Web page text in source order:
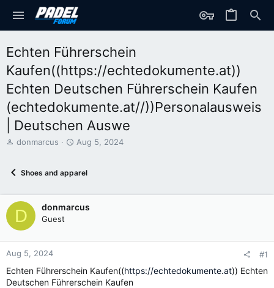
Echten Führerschein
Kaufen((https://echtedokumente.at))
Echten Deutschen Führerschein Kaufen
(echtedokumente.at//))Personalausweis
| Deutschen Auswe
T
d
a
r
t
r
donmarcus
S
r
d
a
Aug 5, 2024
Shoes and apparel
D donmarcus
Guest
Aug 5, 2024 #1
Echten Führerschein Kaufen((https://echtedokumente.at)) Echten
Deutschen Führerschein Kaufen